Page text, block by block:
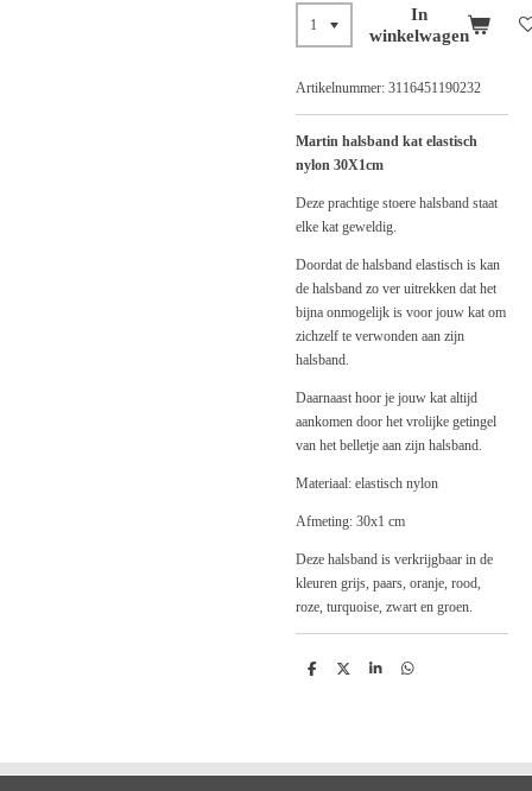
In
winkelwagen
Artikelnummer: 3116451190232
Martin halsband kat elastisch
nylon 30X1cm
Deze prachtige stoere halsband staat
elke kat geweldig.
Doordat de halsband elastisch is kan
de halsband zo ver uitrekken dat het
bijna onmogelijk is voor jouw kat om
zichzelf te verwonden aan zijn
halsband.
Daarnaast hoor je jouw kat altijd
aankomen door het vrolijke getingel
van het belletje aan zijn halsband.
Materiaal: elastisch nylon
Afmeting: 30x1 cm
Deze halsband is verkrijgbaar in de
kleuren grijs, paars, oranje, rood,
roze, turquoise, zwart en groen.
D
D
S
D